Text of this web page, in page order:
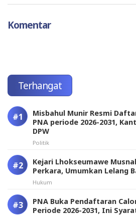
Komentar
Terhangat
Misbahul Munir Resmi
PNA periode 2026-2031,
DPW
Politik
Kejari Lhokseumawe
Perkara, Umumkan Lelang
Hukum
PNA Buka Pendaftaran
Periode 2026-2031, Ini